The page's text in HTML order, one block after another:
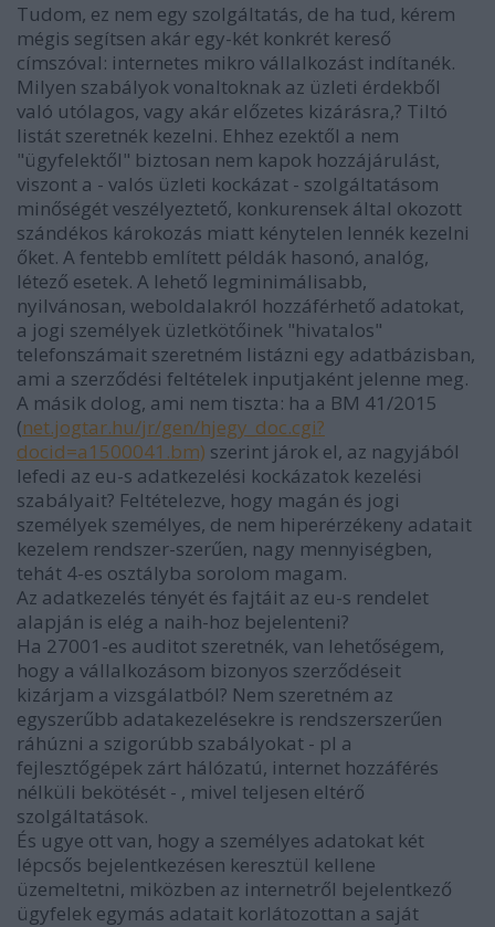
Tudom, ez nem egy szolgáltatás, de ha tud, kérem
mégis segítsen akár egy-két konkrét kereső
címszóval: internetes mikro vállalkozást indítanék.
Milyen szabályok vonaltoknak az üzleti érdekből
való utólagos, vagy akár előzetes kizárásra,? Tiltó
listát szeretnék kezelni. Ehhez ezektől a nem
"ügyfelektől" biztosan nem kapok hozzájárulást,
viszont a - valós üzleti kockázat - szolgáltatásom
minőségét veszélyeztető, konkurensek által okozott
szándékos károkozás miatt kénytelen lennék kezelni
őket. A fentebb említett példák hasonó, analóg,
létező esetek. A lehető legminimálisabb,
nyilvánosan, weboldalakról hozzáférhető adatokat,
a jogi személyek üzletkötőinek "hivatalos"
telefonszámait szeretném listázni egy adatbázisban,
ami a szerződési feltételek inputjaként jelenne meg.
A másik dolog, ami nem tiszta: ha a BM 41/2015
(net.jogtar.hu/jr/gen/hjegy_doc.cgi?
docid=a1500041.bm) szerint járok el, az nagyjából
lefedi az eu-s adatkezelési kockázatok kezelési
szabályait? Feltételezve, hogy magán és jogi
személyek személyes, de nem hiperérzékeny adatait
kezelem rendszer-szerűen, nagy mennyiségben,
tehát 4-es osztályba sorolom magam.
Az adatkezelés tényét és fajtáit az eu-s rendelet
alapján is elég a naih-hoz bejelenteni?
Ha 27001-es auditot szeretnék, van lehetőségem,
hogy a vállalkozásom bizonyos szerződéseit
kizárjam a vizsgálatból? Nem szeretném az
egyszerűbb adatakezelésekre is rendszerszerűen
ráhúzni a szigorúbb szabályokat - pl a
fejlesztőgépek zárt hálózatú, internet hozzáférés
nélküli bekötését - , mivel teljesen eltérő
szolgáltatások.
És ugye ott van, hogy a személyes adatokat két
lépcsős bejelentkezésen keresztül kellene
üzemeltetni, miközben az internetről bejelentkező
ügyfelek egymás adatait korlátozottan a saját